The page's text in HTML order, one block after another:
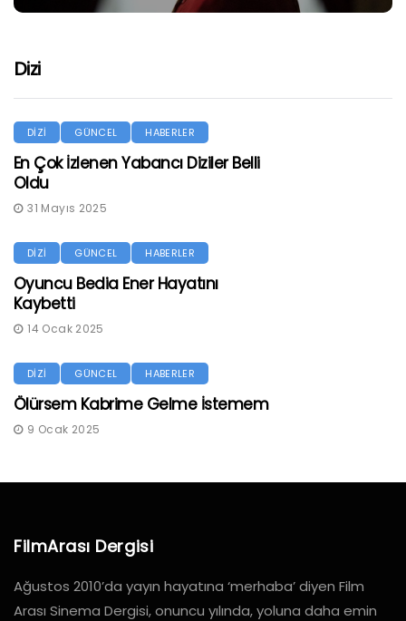
Dizi
DİZİ GÜNCEL HABERLER
En Çok İzlenen Yabancı Diziler Belli
Oldu
31 Mayıs 2025
DİZİ GÜNCEL HABERLER
Oyuncu Bedia Ener Hayatını
Kaybetti
14 Ocak 2025
DİZİ GÜNCEL HABERLER
Ölürsem Kabrime Gelme İstemem
9 Ocak 2025
FilmArası Dergisi
Ağustos 2010’da yayın hayatına ‘merhaba’ diyen Film
Arası Sinema Dergisi, onuncu yılında, yoluna daha emin